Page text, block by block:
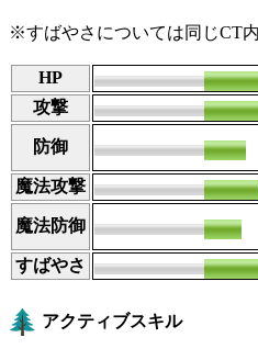
※すばやさについては同じCT
HP 101
攻撃
131
防御 79
魔法攻撃
93
魔法防御 78
すばやさ
124
アクティブスキル